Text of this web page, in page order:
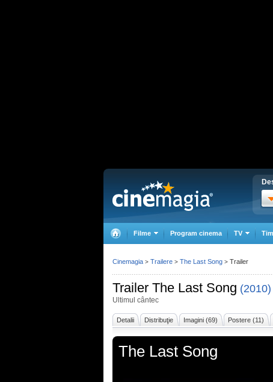
Filme Program cinema TV
Trailer The Last Song (2010)
Ultimul cântec
Detalii Distribuţie Imagini (69) Postere (11)
The Last Song
Cinemagia > Trailere > The Last Song > Trailer